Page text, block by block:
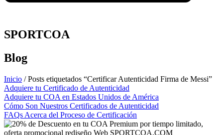
SPORTCOA
Blog
Inicio / Posts etiquetados “Certificar Autenticidad Firma de Messi”
Adquiere tu Certificado de Autenticidad
Adquiere tu COA en Estados Unidos de América
Cómo Son Nuestros Certificados de Autenticidad
FAQs Acerca del Proceso de Certificación